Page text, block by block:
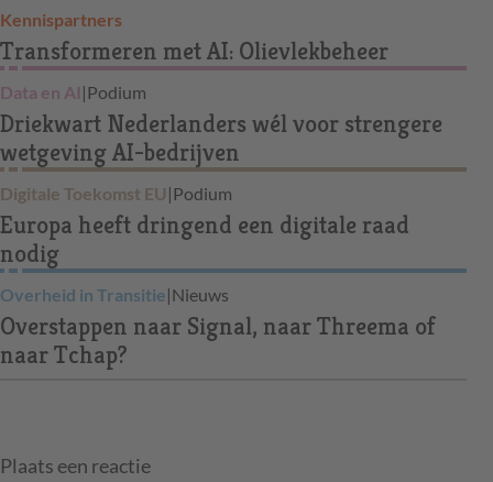
Kennispartners
Transformeren met AI: Olievlekbeheer
Data en AI |Podium
Driekwart Nederlanders wél voor strengere
wetgeving AI-bedrijven
Digitale Toekomst EU |Podium
Europa heeft dringend een digitale raad
nodig
Overheid in Transitie|Nieuws
Overstappen naar Signal, naar Threema of
naar Tchap?
Plaats een reactie